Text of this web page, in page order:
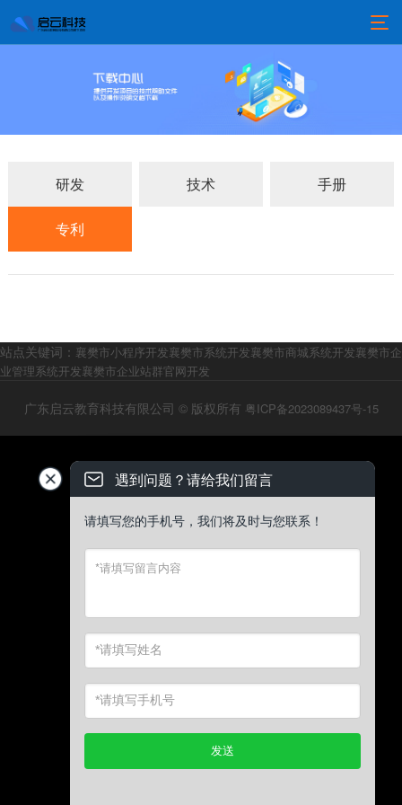
研发 技术 手册
专利
站点关键词： 襄樊市小程序开发襄樊市系统开发襄樊市商城系统开发襄樊市企
业管理系统开发襄樊市企业站群官网开发
广东启云教育科技有限公司 © 版权所有 粤ICP备2023089437号-15
遇到问题？请给我们留言
请填写您的手机号，我们将及时与您联系！